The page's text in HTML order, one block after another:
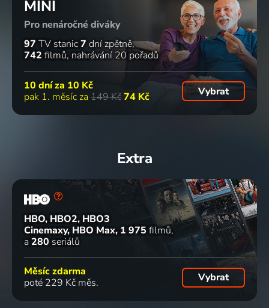
MINI
Pro nenáročné diváky
97 TV stanic7 dní zpětně
742 filmů nahrávání 20 pořadů
10 dní za 10 Kč
pak 1. měsíc za 149 Kč74 Kč Vybrat
Extra
HBO, HBO2, HBO3
Cinemaxy, HBO Max 1 975 filmů
a 280 seriálů
Měsíc zdarma
poté 229 Kč měs.
Vybrat